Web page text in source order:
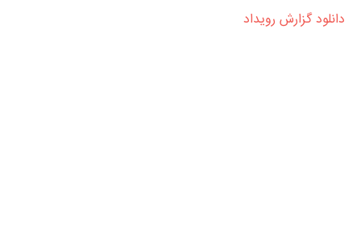
دانلود گزارش رویداد